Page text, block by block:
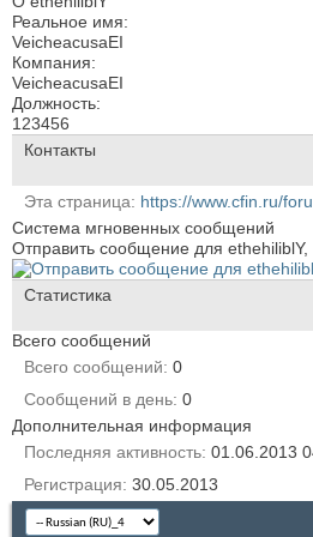
Реальное имя:
VeicheacusaEI
Компания:
VeicheacusaEI
Должность:
123456
Контакты
Эта страница
https://www.cfin.ru/
Система мгновенных сообщений
Отправить сообщение для ethehiliblY,
Статистика
Всего сообщений
Всего сообщений 0
Сообщений в день 0
Дополнительная информация
Последняя активность 01.06.2013
Регистрация 30.05.2013